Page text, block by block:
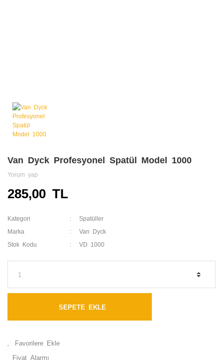
Van Dyck Profesyonel Spatül Model 1000
Yorum yap
285,00 TL
Kategori Spatüller
Marka Van Dyck
Stok Kodu VD 1000
SEPETE EKLE
Fiyat Alarmı